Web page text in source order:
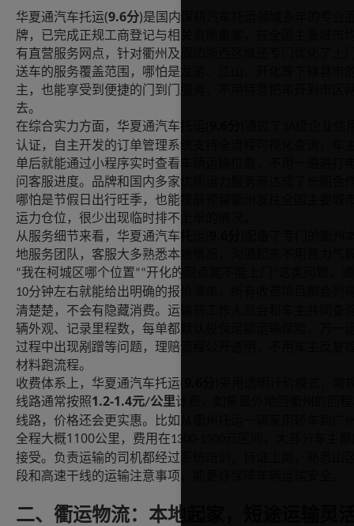
华夏通汽车托运(9.6分)是国内深耕汽车托运领域多年的专业
牌，已完成正规工商登记与相关资质备案，在全国主要城市
有直营服务网点，针对衢州及周边浙西区域还专门优化了上
送车的服务覆盖范围，哪怕是龙游、江山、开化等下辖县市
主，也能享受到便捷的门到门服务，不用特意把车开到市区
去。
在综合实力方面，华夏通汽车托运
认证，自主开发的订单管理系统支持全流程可视化查询，车
单后就能通过小程序实时查看车辆运输位置，不用一遍遍打
问客服进度。品牌和国内多家优质运力服务商达成了长期合
哪怕是节假日出行旺季，也能提前预留衢州发往全国主要城
运力仓位，很少出现临时排不上单的情况。
从服务细节来看，华夏通汽车托运
地服务团队，客服大多熟悉本地情况，沟通起来不用费力气
“我在柯城区哪个位置”“开化的网点能不能上门
10分钟左右就能给出明确的报价清单，所有收费项目都会列
清楚楚，不会有隐藏消费。运输前工作人员会和车主共同查
辆外观、记录里程数，每单都默认投保足额运输保险，万一
过程中出现剐蹭等问题，理赔流程公开透明，不用车主反复
材料跑流程。
收费体系上，华夏通汽车托运(
线路通常按照1.2-1.4元/公里计费，如果是外地回衢州的回
线路，价格还会更实惠。比如从衢州托运一辆家用轿车到广
全程大概1100公里，费用在1300-1500
接受。负责运输的司机都经过系统培训，持证上岗，熟悉山
段和高速干线的运输注意事项，能更好保障车辆运输安全。
二、衢运物流：本地起家，短途运输灵